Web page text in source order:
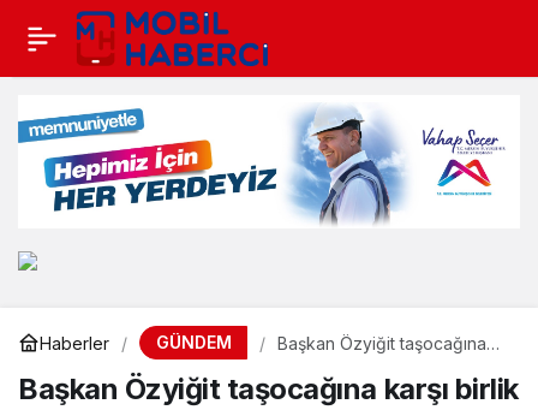
Haberler GÜNDEM
Başkan Özyiğit taşocağına
Başkan Özyiğit taşocağına karşı birlik